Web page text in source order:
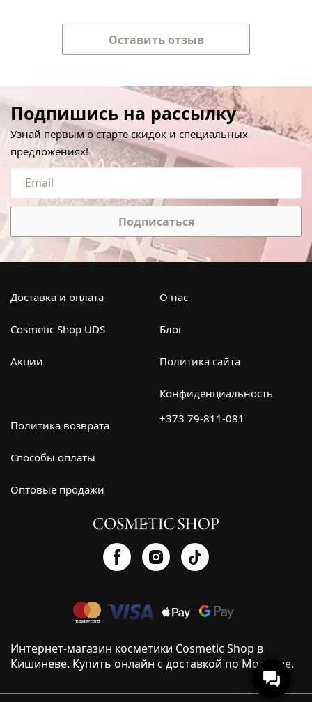
Оставить отзыв
Подпишись на рассылку
Узнай первым о старте скидок и специальных
предложениях!
Подписаться
Доставка и оплата
Cosmetic Shop UDS
Акции
О нас
Блог
Политика сайта
Конфиденциальность
Политика возврата
Способы оплаты
Оптовые продажи
+373 79-811-081
Интернет-магазин косметики Cosmetic Shop в
Кишиневе. Купить онлайн с доставкой по Молдове.